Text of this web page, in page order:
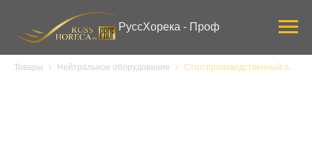
РуссХорека - Проф
Товары Нейтральное оборудование Стол производственный открытый Eksi СПБП 1200/600-с